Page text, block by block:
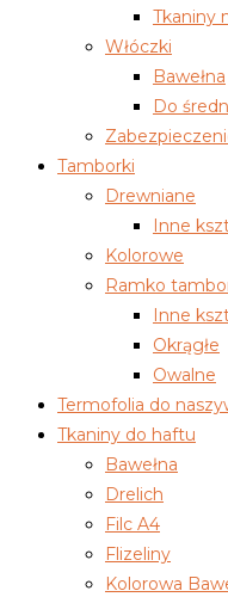
Tkaniny
Włóczki
Bawełna
Do
Tamborki
Drewniane
Inne
Kolorowe
Ramko
Inne
Okrągłe
Owalne
Termofolia do
Tkaniny do haftu
Bawełna
Drelich
Filc A4
Flizeliny
Kolorowa